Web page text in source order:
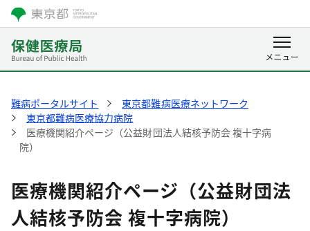
難病ポータルサイト
東京都難病医療ネットワーク
東京都難病医療協力病院
医療機関紹介ページ（公益財団法人結核予防会 複十字病
院）
医療機関紹介ページ（公益財団法
人結核予防会 複十字病院）